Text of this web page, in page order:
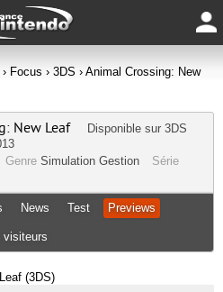
› Focus › 3DS › Animal Crossing: New
New Leaf Disponible sur 3DS
Genre Simulation Gestion
Série
News Test Previews
(3DS)